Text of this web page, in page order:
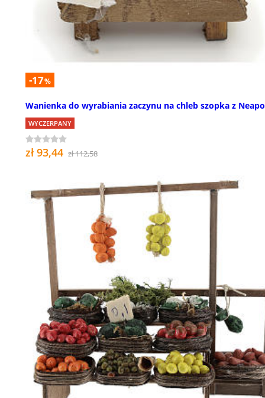
-17%
Wanienka do wyrabiania zaczynu na chleb szopka z
WYCZERPANY
zł 93,44 zł 112,58